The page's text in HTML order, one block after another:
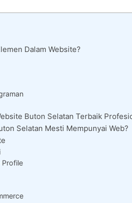
Dalam Website?
Buton Selatan Terbaik
Selatan Mesti Mempunyai Web?
Profile